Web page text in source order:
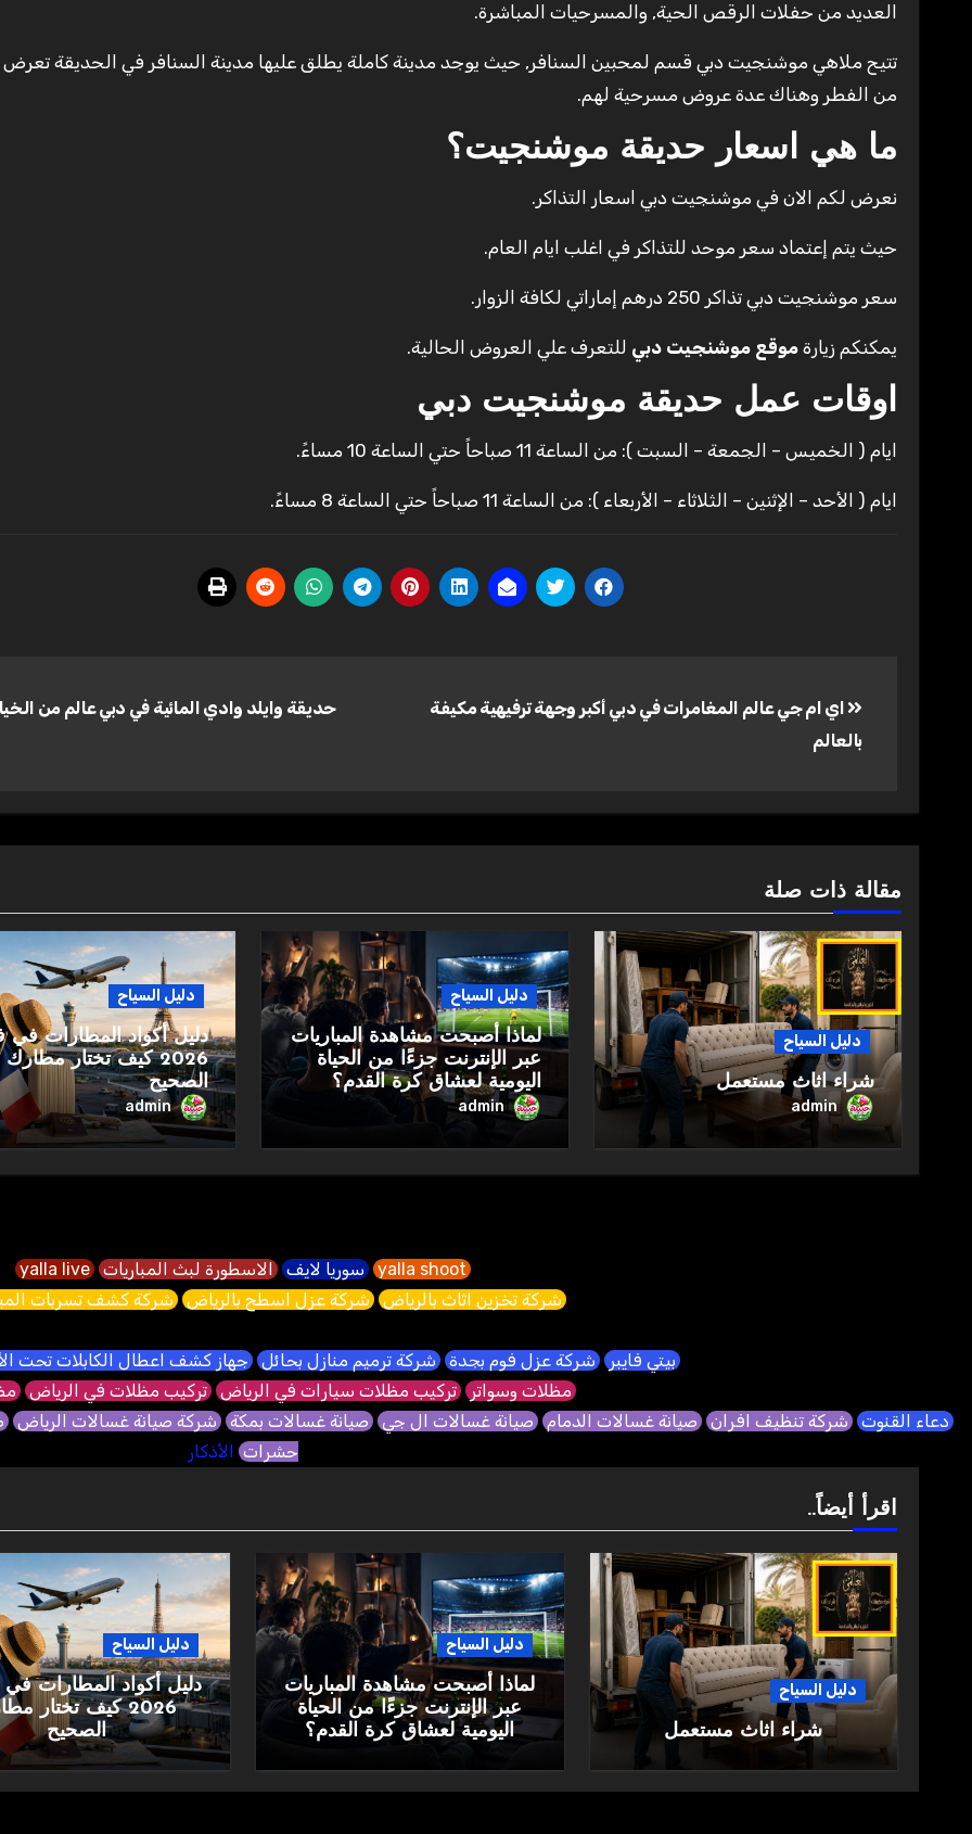
العديد من حفلات الرقص الحية, والمسرحيات المباشرة.
تتيح ملاهي موشنجيت دبي قسم لمحبين السنافر, حيث يوجد مدينة كاملة يطلق عليها مدينة السنافر في الحديقة تعرض
من الفطر وهناك عدة عروض مسرحية لهم.
ما هي اسعار حديقة موشنجيت؟
نعرض لكم الان في موشنجيت دبي اسعار التذاكر.
حيث يتم إعتماد سعر موحد للتذاكر في اغلب ايام العام.
سعر موشنجيت دبي تذاكر 250 درهم إماراتي لكافة الزوار.
يمكنكم زيارة موقع موشنجيت دبي للتعرف علي العروض الحالية.
اوقات عمل حديقة موشنجيت دبي
ايام ( الخميس – الجمعة – السبت ): من الساعة 11 صباحاً حتي الساعة 10 مساءً.
ايام ( الأحد – الإثنين – الثلاثاء – الأربعاء ): من الساعة 11 صباحاً حتي الساعة 8 مساءً.
المقالات
اي ام جي عالم المغامرات في دبي أكبر وجهة ترفيهية مكيفة
بالعالم
حديقة وايلد وادي المائية في دبي عالم من
مقالة ذات صلة
دليل السياح
شراء اثاث مستعمل
admin
دليل السياح
لماذا أصبحت مشاهدة المباريات
عبر الإنترنت جزءًا من الحياة
اليومية لعشاق كرة القدم؟
admin
دليل السياح
دليل أكواد المطارات في
2026 كيف تختار مطارك
الصحيح
admin
yalla shoot سوريا لايف الاسطورة لبث المباريات yalla live
شركة تخزين اثاث بالرياض شركة عزل اسطح بالرياض شركة كشف تسربات
بيتي فايبر شركة عزل فوم بجدة شركة ترميم منازل بحائل جهاز كشف اعطال الكابلات تحت
مظلات وسواتر تركيب مظلات سيارات في الرياض تركيب مظلات في الرياض
دعاء القنوت شركة تنظيف افران صيانة غسالات الدمام صيانة غسالات ال جي صيانة غسالات بمكة شركة صيانة غسالات الرياض
حشرات الأذكار
اقرأ أيضاً..
دليل السياح
شراء اثاث مستعمل
دليل السياح
لماذا أصبحت مشاهدة المباريات
عبر الإنترنت جزءًا من الحياة
اليومية لعشاق كرة القدم؟
دليل السياح
دليل أكواد المطارات
2026 كيف تختار
الصحيح